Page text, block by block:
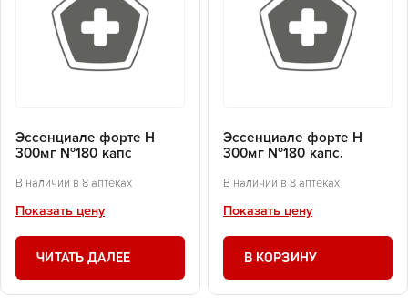
Эссенциале форте Н
300мг №180 капс
В наличии в 8 аптеках
Показать цену
ЧИТАТЬ ДАЛЕЕ
Эссенциале форте Н
300мг №180 капс.
В наличии в 8 аптеках
Показать цену
В КОРЗИНУ